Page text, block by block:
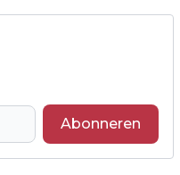
Abonneren